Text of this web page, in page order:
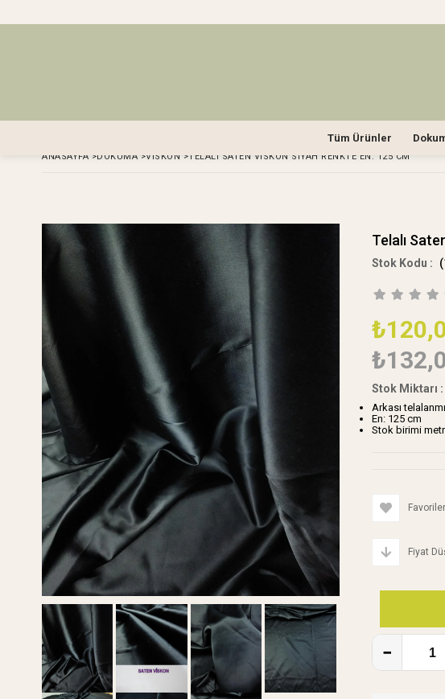
Tüm Ürünler
ANASAYFA >DOKUMA >VISKON > TELALI SATEN VISKON SIYAH RENKTE EN: 125 CM
Telalı
Stok Miktarı :
Arkası
En: 125 cm
Stok birimi
Fiyat